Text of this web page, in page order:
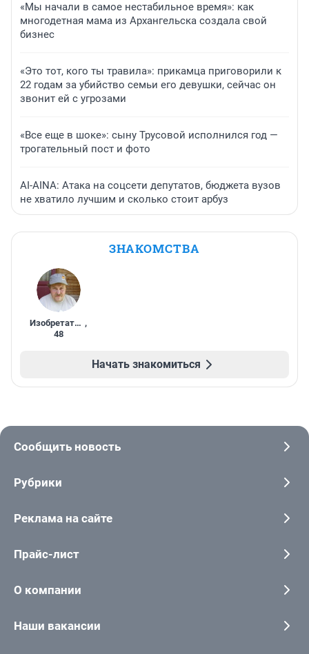
«Мы начали в самое нестабильное время»: как
многодетная мама из Архангельска создала свой
бизнес
«Это тот, кого ты травила»: прикамца приговорили к
22 годам за убийство семьи его девушки, сейчас он
звонит ей с угрозами
«Все еще в шоке»: сыну Трусовой исполнился год —
трогательный пост и фото
AI-AINA: Атака на соцсети депутатов, бюджета вузов
не хватило лучшим и сколько стоит арбуз
ЗНАКОМСТВА
Изобретатель ,
48
Начать знакомиться
Сообщить новость
Рубрики
Реклама на сайте
Прайс-лист
О компании
Наши вакансии